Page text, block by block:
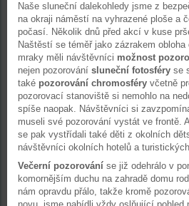
Naše sluneční dalekohledy jsme z
na okraji náměstí na vyhrazené ploše a
počasí. Několik dnů před akcí v kuse
Naštěstí se téměř jako zázrakem obloha
mraky měli návštěvníci možnost
nejen pozorování sluneční fotosféry se
také pozorování chromosféry včetně
pozorovací stanoviště si nemohlo na
spíše naopak. Návštěvníci si
museli své pozorování vystát ve frontě.
se pak vystřídali také děti z okolních
návštěvníci okolních hotelů a
Večerní pozorování se již odehrálo v
komornějším duchu na zahradě domu
nám opravdu přálo, takže kromě